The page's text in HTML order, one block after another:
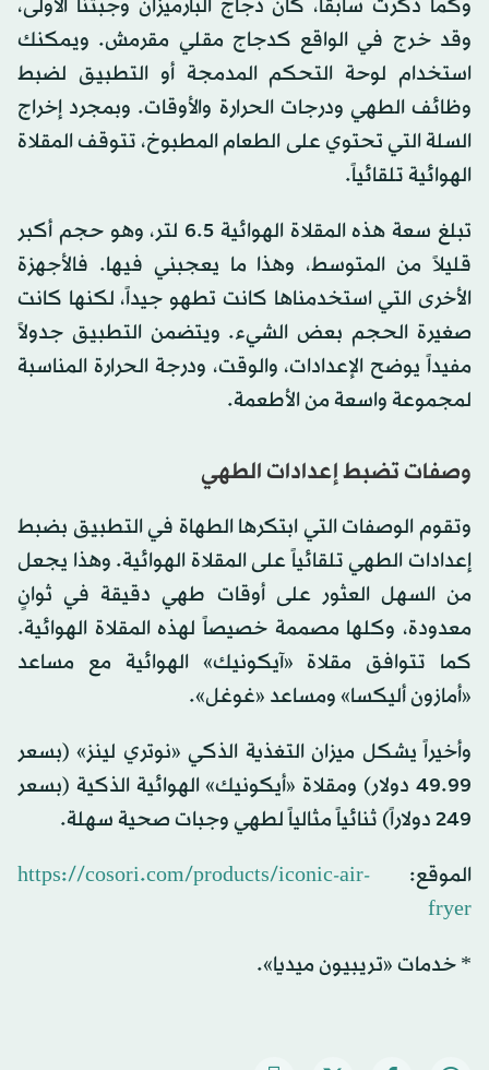
وكما ذكرت سابقاً، كان دجاج البارميزان وجبتنا الأولى،
وقد خرج في الواقع كدجاج مقلي مقرمش. ويمكنك
استخدام لوحة التحكم المدمجة أو التطبيق لضبط
وظائف الطهي ودرجات الحرارة والأوقات. وبمجرد إخراج
السلة التي تحتوي على الطعام المطبوخ، تتوقف المقلاة
الهوائية تلقائياً.
تبلغ سعة هذه المقلاة الهوائية 6.5 لتر، وهو حجم أكبر
قليلاً من المتوسط، وهذا ما يعجبني فيها. فالأجهزة
الأخرى التي استخدمناها كانت تطهو جيداً، لكنها كانت
صغيرة الحجم بعض الشيء. ويتضمن التطبيق جدولاً
مفيداً يوضح الإعدادات، والوقت، ودرجة الحرارة المناسبة
لمجموعة واسعة من الأطعمة.
وصفات تضبط إعدادات الطهي
وتقوم الوصفات التي ابتكرها الطهاة في التطبيق بضبط
إعدادات الطهي تلقائياً على المقلاة الهوائية. وهذا يجعل
من السهل العثور على أوقات طهي دقيقة في ثوانٍ
معدودة، وكلها مصممة خصيصاً لهذه المقلاة الهوائية.
كما تتوافق مقلاة «آيكونيك» الهوائية مع مساعد
«أمازون أليكسا» ومساعد «غوغل».
وأخيراً يشكل ميزان التغذية الذكي «نوتري لينز» (بسعر
49.99 دولار) ومقلاة «أيكونيك» الهوائية الذكية (بسعر
249 دولاراً) ثنائياً مثالياً لطهي وجبات صحية سهلة.
الموقع: https://cosori.com/products/iconic-air-
fryer
* خدمات «تريبيون ميديا».